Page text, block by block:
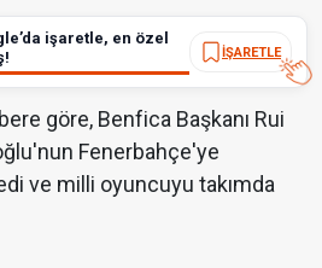
işaretle, en özel
İŞARETLE
göre, Benfica Başkanı Rui
Fenerbahçe'ye
ve milli oyuncuyu takımda